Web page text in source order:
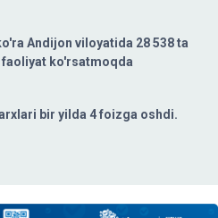
Andijon viloyatida 28 538 ta
ko'rsatmoqda
bir yilda 4 foizga oshdi.